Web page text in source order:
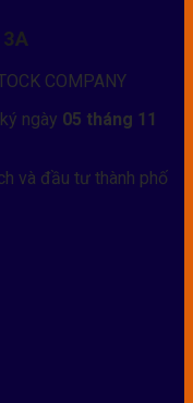
3A
COMPANY
ngày 05 tháng 11
và đầu tư thành phố